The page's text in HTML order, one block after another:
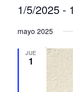
1/5/2025 -
date.
mayo 2025
JUE
1